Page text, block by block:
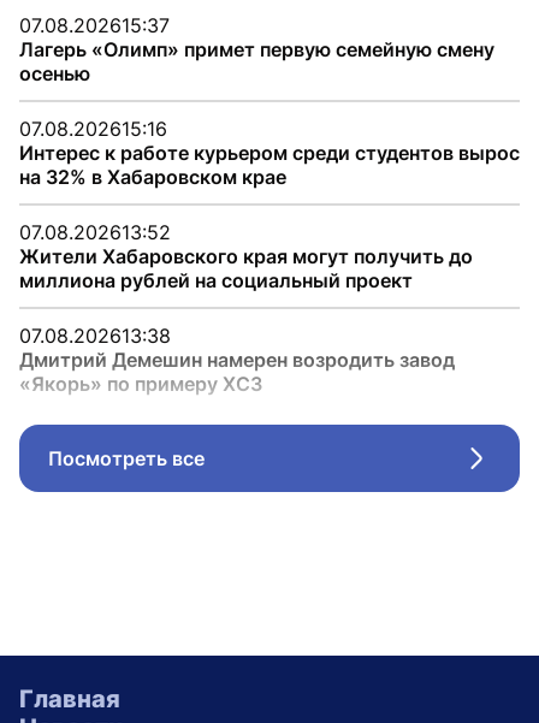
07.08.202615:37
Лагерь «Олимп» примет первую семейную смену
осенью
07.08.202615:16
Интерес к работе курьером среди студентов вырос
на 32% в Хабаровском крае
07.08.202613:52
Жители Хабаровского края могут получить до
миллиона рублей на социальный проект
07.08.202613:38
Дмитрий Демешин намерен возродить завод
«Якорь» по примеру ХСЗ
Посмотреть все
Главная